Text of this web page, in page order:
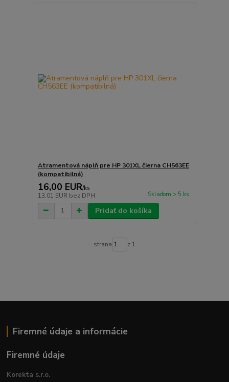
Atramentová náplň pre HP 301XL čierna CH563EE
(kompatibilná)
16,00 EUR/ks
13,01 EUR bez DPH Skladom > 5 ks
Pridať do košíka
strana z 1
Firemné údaje a informácie
Firemné údaje
Korekta s.r.o.